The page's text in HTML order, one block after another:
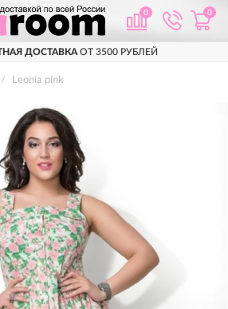
0 0
ДОСТАВКАОТ 3500 РУБЛЕЙ
Leonia pink